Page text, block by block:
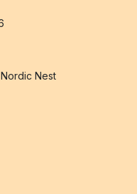
Nest